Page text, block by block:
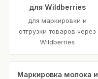
для Wildberries
для маркировки и
отгрузки товаров через
Wildberries
Маркировка молока и